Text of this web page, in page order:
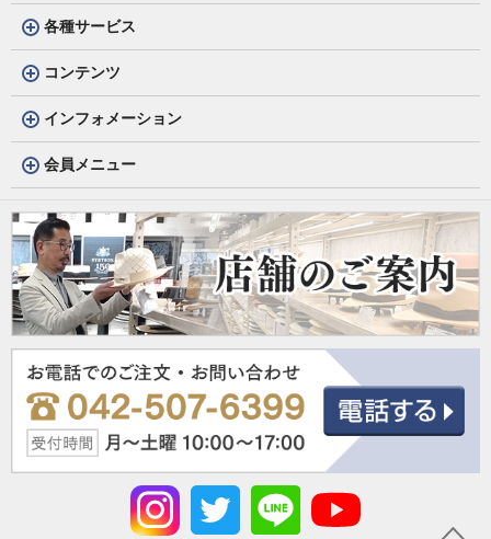
各種サービス
コンテンツ
インフォメーション
会員メニュー